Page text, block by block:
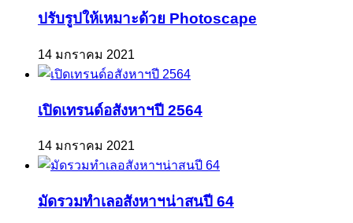
ปรับรูปให้เหมาะด้วย Photoscape
14 มกราคม 2021
เปิดเทรนด์อสังหาฯปี 2564
14 มกราคม 2021
มัดรวมทำเลอสังหาฯน่าสนปี 64